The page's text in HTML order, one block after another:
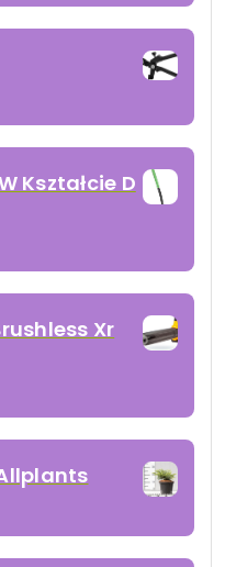
Kształcie D
Xr